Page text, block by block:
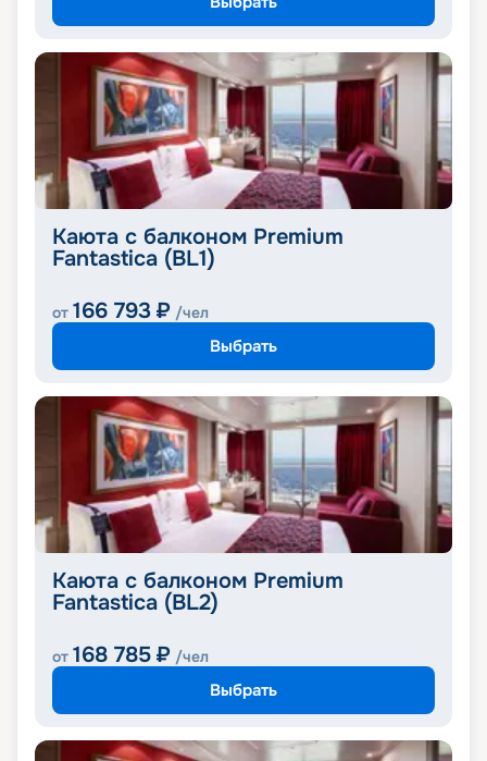
Каюта с балконом Premium
Fantastica (BL1)
от 166 793 ₽ /чел
Выбрать
Каюта с балконом Premium
Fantastica (BL2)
от 168 785 ₽ /чел
Выбрать